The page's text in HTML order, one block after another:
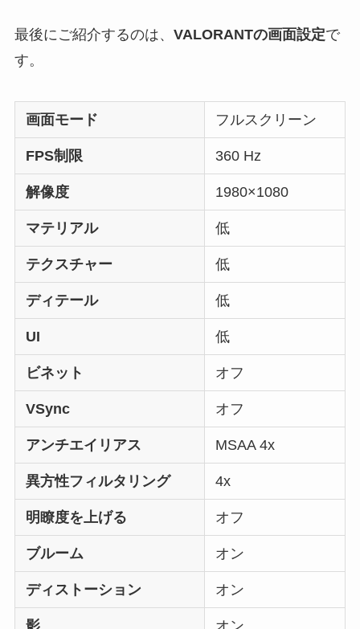
最後にご紹介するのは、 VALORANTの画面設定で
す。
画面モード フルスクリーン
FPS制限 360 Hz
解像度 1980×1080
マテリアル 低
テクスチャー 低
ディテール 低
UI 低
ビネット オフ
VSync オフ
アンチエイリアス MSAA 4x
異方性フィルタリング 4x
明瞭度を上げる オフ
ブルーム オン
ディストーション オン